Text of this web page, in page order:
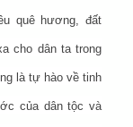
quê hương, đất
cho dân ta trong
là tự hào về tinh
của dân tộc và